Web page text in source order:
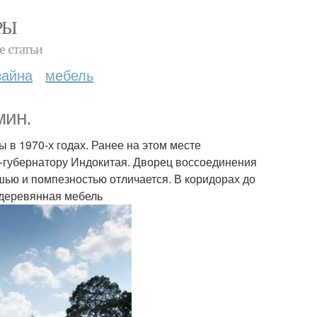
статьи
мебель
в 1970-х годах. Ранее на этом месте
Индокитая. Дворец воссоединения
и помпезностью отличается. В коридорах до
мебель